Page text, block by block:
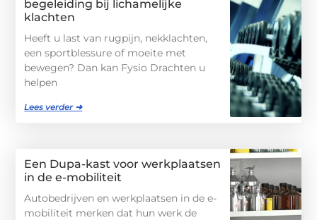
begeleiding bij lichamelijke
klachten
Heeft u last van rugpijn, nekklachten,
een sportblessure of moeite met
bewegen? Dan kan Fysio Drachten u
helpen
Lees verder ➜
Een Dupa-kast voor werkplaatsen
in de e-mobiliteit
Autobedrijven en werkplaatsen in de e-
mobiliteit merken dat hun werk de